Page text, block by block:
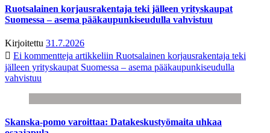
Ruotsalainen korjausrakentaja teki jälleen yrityskaupat
Suomessa – asema pääkaupunkiseudulla vahvistuu
Kirjoitettu 31.7.2026
Ei kommentteja artikkeliin Ruotsalainen korjausrakentaja teki
jälleen yrityskaupat Suomessa – asema pääkaupunkiseudulla
vahvistuu
Skanska-pomo varoittaa: Datakeskustyömaita uhkaa